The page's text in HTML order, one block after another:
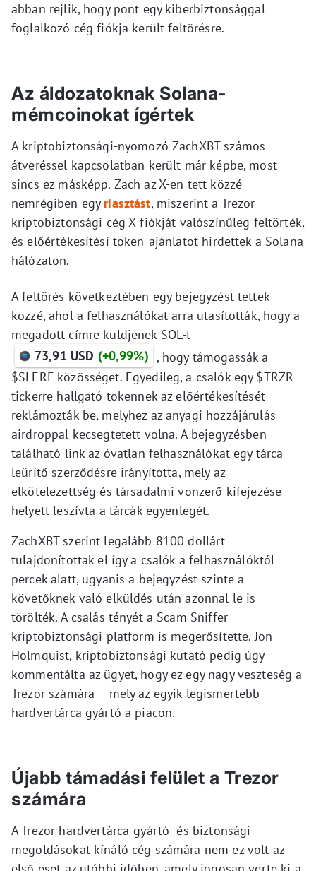
abban rejlik, hogy pont egy kiberbiztonsággal
foglalkozó cég fiókja került feltörésre.
Az áldozatoknak Solana-
mémcoinokat ígértek
A kriptobiztonsági-nyomozó ZachXBT számos
átveréssel kapcsolatban került már képbe, most
sincs ez másképp. Zach az X-en tett közzé
nemrégiben egy riasztást, miszerint a Trezor
kriptobiztonsági cég X-fiókját valószínűleg feltörték,
és előértékesítési token-ajánlatot hirdettek a Solana
hálózaton.
A feltörés következtében egy bejegyzést tettek
közzé, ahol a felhasználókat arra utasították, hogy a
megadott címre küldjenek SOL-t
73,91 USD (+0,99%) , hogy támogassák a
$SLERF közösséget. Egyedileg, a csalók egy $TRZR
tickerre hallgató tokennek az előértékesítését
reklámozták be, melyhez az anyagi hozzájárulás
airdroppal kecsegtetett volna. A bejegyzésben
található link az óvatlan felhasználókat egy tárca-
leürítő szerződésre irányította, mely az
elkötelezettség és társadalmi vonzerő kifejezése
helyett leszívta a tárcák egyenlegét.
ZachXBT szerint legalább 8100 dollárt
tulajdonítottak el így a csalók a felhasználóktól
percek alatt, ugyanis a bejegyzést szinte a
követőknek való elküldés után azonnal le is
törölték. A csalás tényét a Scam Sniffer
kriptobiztonsági platform is megerősítette. Jon
Holmquist, kriptobiztonsági kutató pedig úgy
kommentálta az ügyet, hogy ez egy nagy veszteség a
Trezor számára – mely az egyik legismertebb
hardvertárca gyártó a piacon.
Újabb támadási felület a Trezor
számára
A Trezor hardvertárca-gyártó- és biztonsági
megoldásokat kínáló cég számára nem ez volt az